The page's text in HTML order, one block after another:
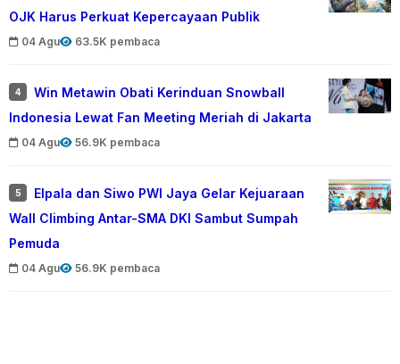
OJK Harus Perkuat Kepercayaan Publik
04 Agu 63.5K pembaca
4
Win Metawin Obati Kerinduan Snowball
Indonesia Lewat Fan Meeting Meriah di Jakarta
04 Agu 56.9K pembaca
5
Elpala dan Siwo PWI Jaya Gelar Kejuaraan
Wall Climbing Antar-SMA DKI Sambut Sumpah
Pemuda
04 Agu 56.9K pembaca